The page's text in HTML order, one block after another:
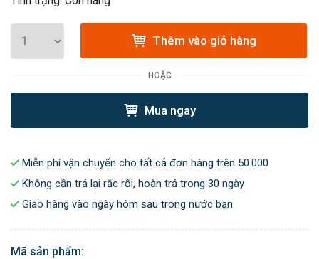
Thêm vào giỏ hàng
HOẶC
Mua ngay
Miễn phí vận chuyển cho tất cả đơn hàng trên 50.000
Không cần trả lại rắc rối, hoàn trả trong 30 ngày
Giao hàng vào ngày hôm sau trong nước bạn
Mã sản phẩm: